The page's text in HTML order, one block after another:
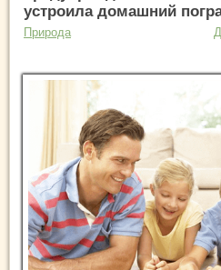
устроила домашний
Природа